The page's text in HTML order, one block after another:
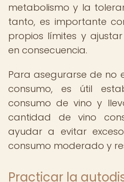
metabolismo y la
tanto, es importante
propios límites y
en consecuencia.
Para asegurarse de no
consumo, es útil
consumo de vino y
cantidad de vino
ayudar a evitar
consumo moderado y
Practicar la